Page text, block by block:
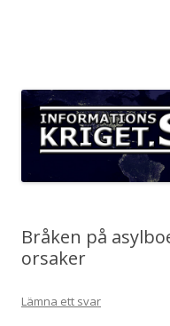
Bråken på
orsaker
Lämna ett svar